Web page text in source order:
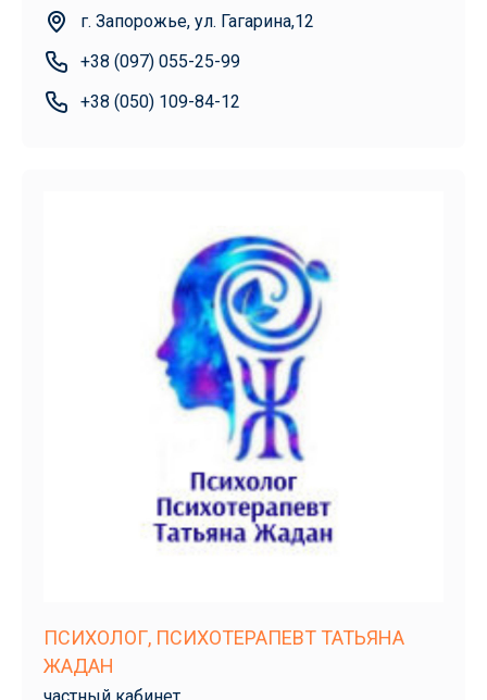
г. Запорожье, ул. Гагарина,12
+38 (097) 055-25-99
+38 (050) 109-84-12
ПСИХОЛОГ, ПСИХОТЕРАПЕВТ ТАТЬЯНА
ЖАДАН
частный кабинет